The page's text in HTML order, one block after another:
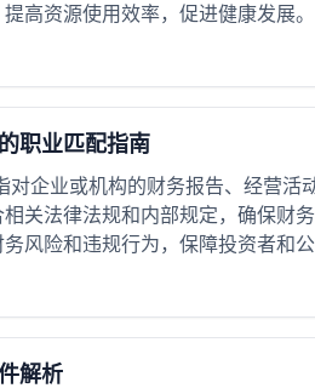
高资源使用效率，促进健康发展
职业匹配指南
企业或机构的财务报告、经营活
关法律法规和内部规定，确保财
风险和违规行为，保障投资者和
解析